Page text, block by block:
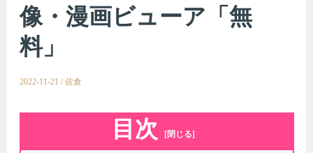
像・漫画ビューア「無
料」
2022-11-21 / 佐倉
目次 [閉じる]